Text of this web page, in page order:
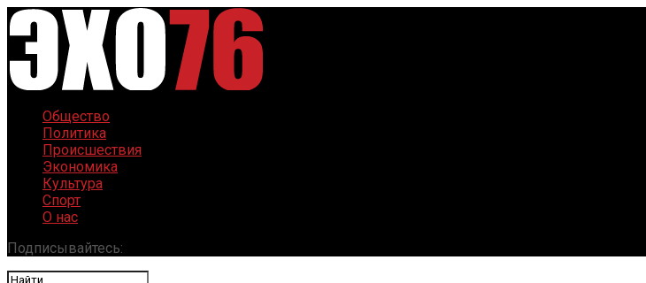
Общество
Политика
Происшествия
Экономика
Культура
Спорт
О нас
Подписывайтесь: